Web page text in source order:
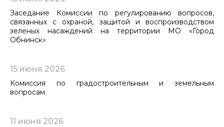
Заседание Комиссии по регулированию вопросов,
связанных с охраной, защитой и воспроизводством
зеленых насаждений на территории МО «Город
Обнинск»
15 июня 2026
Комиссия по градостроительным и земельным
вопросам
11 июня 2026